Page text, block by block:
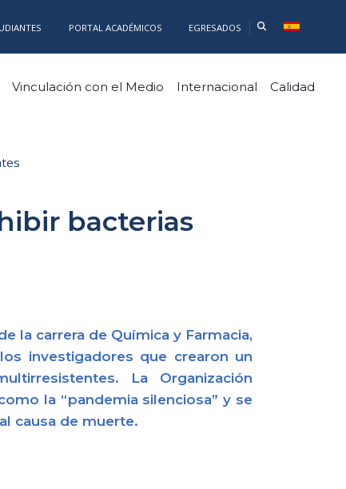
PORTAL ACADÉMICOS EGRESADOS
Vinculación con el Medio Internacional Calidad
bacterias
la carrera de Química y Farmacia,
investigadores que crearon un
La Organización
la “pandemia silenciosa” y se
causa de muerte.